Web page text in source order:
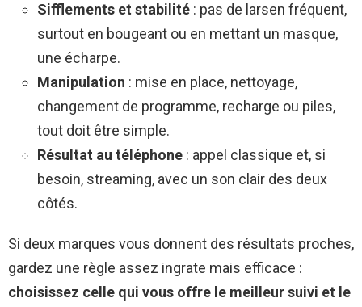
Sifflements et stabilité : pas de larsen fréquent,
surtout en bougeant ou en mettant un masque,
une écharpe.
Manipulation : mise en place, nettoyage,
changement de programme, recharge ou piles,
tout doit être simple.
Résultat au téléphone : appel classique et, si
besoin, streaming, avec un son clair des deux
côtés.
Si deux marques vous donnent des résultats proches,
gardez une règle assez ingrate mais efficace :
choisissez celle qui vous offre le meilleur suivi et le